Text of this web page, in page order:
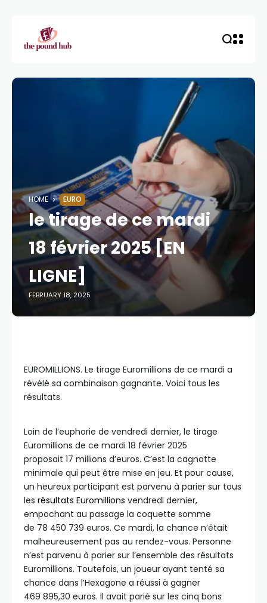
HOME EURO
le tirage de ce mardi
18 février 2025 [EN
LIGNE]
FEBRUARY 18, 2025
EUROMILLIONS. Le tirage Euromillions de ce mardi a
révélé sa combinaison gagnante. Voici tous les
résultats.
Loin de l’euphorie de vendredi dernier, le tirage
Euromillions de ce mardi 18 février 2025
proposait 17 millions d’euros. C’est la cagnotte
minimale qui peut être mise en jeu. Et pour cause,
un heureux participant est parvenu à parier sur tous
les résultats Euromillions vendredi dernier,
empochant au passage la coquette somme
de 78 450 739 euros. Ce mardi, la chance n’était
malheureusement pas au rendez-vous. Personne
n’est parvenu à parier sur l’ensemble des résultats
Euromillions. Toutefois, un joueur ayant tenté sa
chance dans l’Hexagone a réussi à gagner
469 895,30 euros. Il avait parié sur les cinq bons